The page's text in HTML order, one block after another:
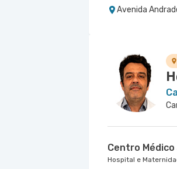
Avenida
Centro Médico
Hospital e